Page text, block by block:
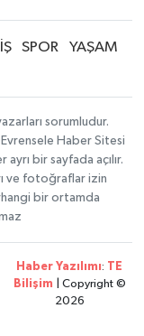
SPOR
YAŞAM
sorumludur.
Haber Sitesi
bir sayfada açılır.
ve fotoğraflar izin
bir ortamda
Haber Yazılımı: TE
Bilişim | Copyright ©
2026